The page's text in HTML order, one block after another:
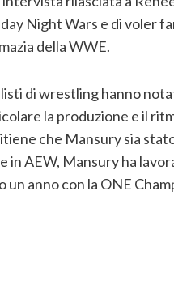
Night Wars e di voler
della WWE.
di wrestling hanno
la produzione e il
che Mansury sia
in AEW, Mansury ha
un anno con la ONE